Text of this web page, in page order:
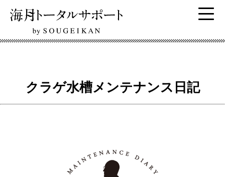
クラゲ水槽メンテナンス日記